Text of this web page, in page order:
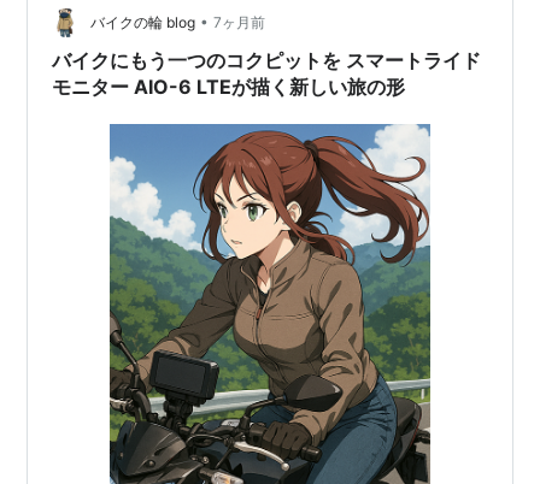
しさを余すことなく再現するのだ。 特筆すべきは広視野
角178度を誇るDLEDパネルの採用である。…
バイクの輪 blog • 7ヶ月前
バイクにもう一つのコクピットを スマートライド
モニター AIO-6 LTEが描く新しい旅の形